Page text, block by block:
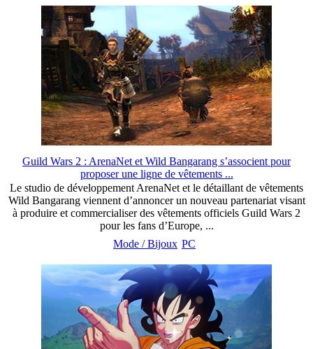
Guild Wars 2 : ArenaNet et Wild Bangarang s’associent pour
proposer une ligne de vêtements ...
Le studio de développement ArenaNet et le détaillant de vêtements
Wild Bangarang viennent d’annoncer un nouveau partenariat visant
à produire et commercialiser des vêtements officiels Guild Wars 2
pour les fans d’Europe, ...
Mode / Bijoux PC